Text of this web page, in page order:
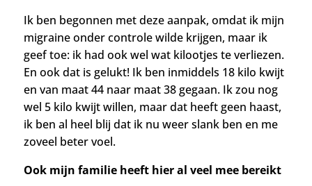
Ik ben begonnen met deze aanpak, omdat ik mijn
migraine onder controle wilde krijgen, maar ik
geef toe: ik had ook wel wat kilootjes te verliezen.
En ook dat is gelukt! Ik ben inmiddels 18 kilo kwijt
en van maat 44 naar maat 38 gegaan. Ik zou nog
wel 5 kilo kwijt willen, maar dat heeft geen haast,
ik ben al heel blij dat ik nu weer slank ben en me
zoveel beter voel.
Ook mijn familie heeft hier al veel mee bereikt